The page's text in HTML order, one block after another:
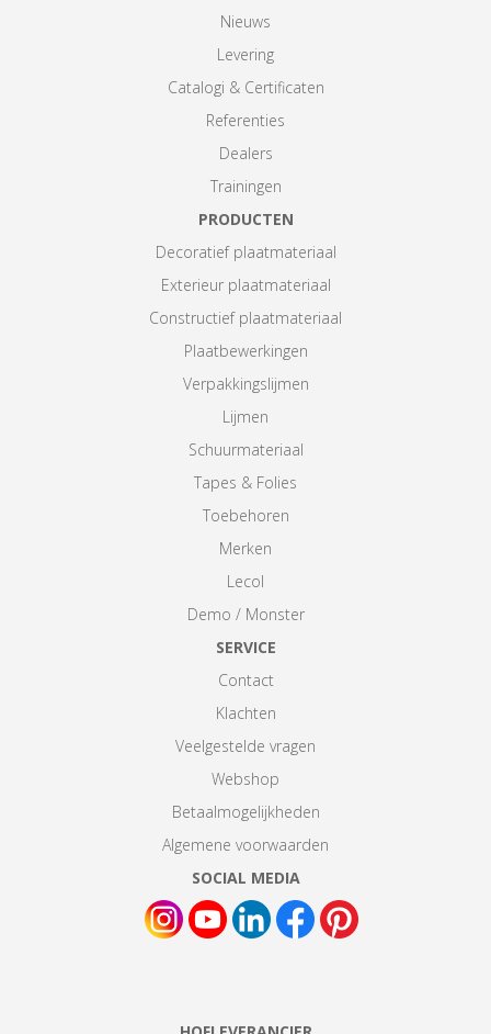
Nieuws
Levering
Catalogi & Certificaten
Referenties
Dealers
Trainingen
PRODUCTEN
Decoratief plaatmateriaal
Exterieur plaatmateriaal
Constructief plaatmateriaal
Plaatbewerkingen
Verpakkingslijmen
Lijmen
Schuurmateriaal
Tapes & Folies
Toebehoren
Merken
Lecol
Demo / Monster
SERVICE
Contact
Klachten
Veelgestelde vragen
Webshop
Betaalmogelijkheden
Algemene voorwaarden
SOCIAL MEDIA